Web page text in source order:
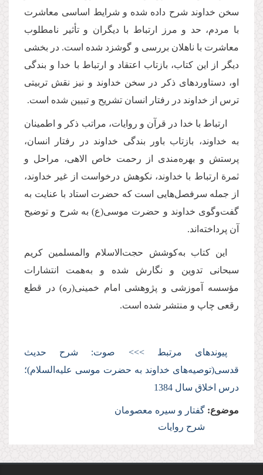
سخن خداوند شرح داده شده و شرایط اساسی معاشرت
با مردم، حد و مرز ارتباط با دیگران و تأثیر نامطلوب
معاشرت با ناهلان بررسی و گوشزد شده است. در بخشی
دیگر از این كتاب، بازتاب اعتقاد و ارتباط با خدا و بندگی
او، دستاوردهای ذكر در سخن خداوند و نیز نقش تربیتی
ترس از خداوند در رفتار انسان تشریح و تبیین شده است.
ارتباط با خدا در قرآن و روایات، مراتب ذكر و اطمینان
به خداوند، بازتاب باور بندگی خداوند در رفتار انسان،
پرستش و بهره‌مندی از رحمت خاص الاهی، مراحل و
ثمرة ارتباط با خداوند، نكوهش درخواست از غیر خداوند،
از جمله سرفصل‌هایی است كه حضرت استاد با عنایت به
گفت‌وگوی خداوند و حضرت موسی(ع) به شرح و توضیح
آن پرداخته‌اند.
این كتاب به‌كوشش حجت‌الاسلام والمسلمین كریم
سبحانی تدوین و نگارش شده و به‌همت انتشارات
مؤسسه آموزشی و پژوهشی امام خمینی(ره) در قطع
رقعی چاپ و منتشر شده است.
پیوندهای مرتبط >>> صوت: شرح حدیث
قدسی(توصیه‌های خداوند به حضرت موسی علیه‌السلام)؛
درس اخلاق سال 1384
موضوع: گفتار و سیره معصومان
شرح روایات